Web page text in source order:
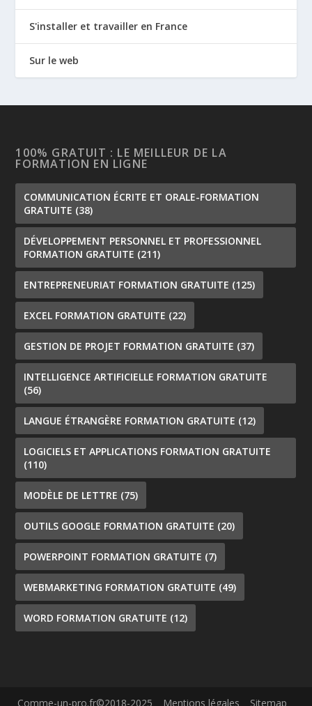
S'installer et travailler en France
Sur le web
100% GRATUIT : LE MEILLEUR DE LA
FORMATION EN LIGNE
COMMUNICATION ÉCRITE ET ORALE-FORMATION
GRATUITE (38)
DÉVELOPPEMENT PERSONNEL ET PROFESSIONNEL
FORMATION GRATUITE (211)
ENTREPRENEURIAT FORMATION GRATUITE (125)
EXCEL FORMATION GRATUITE (22)
GESTION DE PROJET FORMATION GRATUITE (37)
INTELLIGENCE ARTIFICIELLE FORMATION GRATUITE
(56)
LANGUE ÉTRANGÈRE FORMATION GRATUITE (12)
LOGICIELS ET APPLICATIONS FORMATION GRATUITE
(110)
MODÈLE DE LETTRE (75)
OUTILS GOOGLE FORMATION GRATUITE (20)
POWERPOINT FORMATION GRATUITE (7)
WEBMARKETING FORMATION GRATUITE (49)
WORD FORMATION GRATUITE (12)
Comme-un-pro.fr©2018-2025 Mentions légales Sitemap